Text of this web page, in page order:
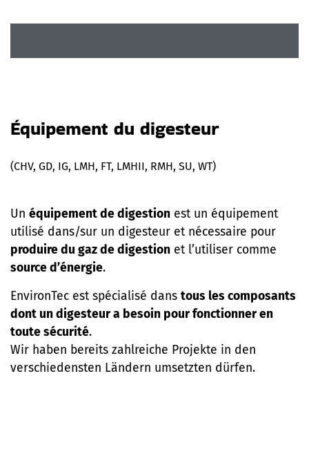
Équipement du digesteur
(CHV, GD, IG, LMH, FT, LMHII, RMH, SU, WT)
Un équipement de digestion est un équipement
utilisé dans/sur un digesteur et nécessaire pour
produire du gaz de digestion et l’utiliser comme
source d’énergie.
EnvironTec est spécialisé dans tous les composants
dont un digesteur a besoin pour fonctionner en
toute sécurité.
Wir haben bereits zahlreiche Projekte in den
verschiedensten Ländern umsetzten dürfen.